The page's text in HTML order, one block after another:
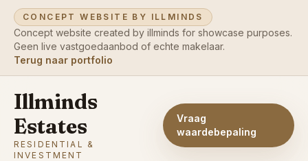
CONCEPT WEBSITE BY ILLMINDS
Concept website created by illminds for showcase purposes.
Geen live vastgoedaanbod of echte makelaar.
Terug naar portfolio
Illminds
Estates
RESIDENTIAL &
INVESTMENT
Vraag
waardebepaling